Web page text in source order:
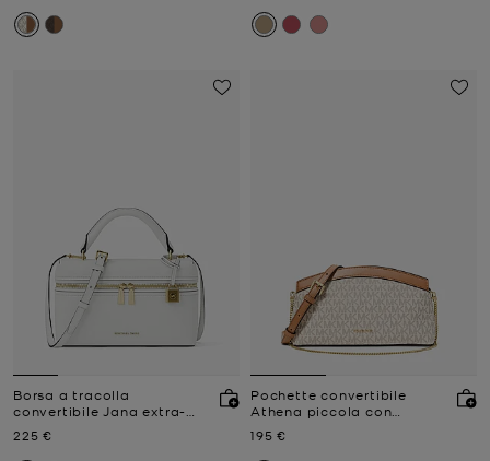
Borsa a tracolla
convertibile Jana extra-
Prezzo attuale
225 €
Pochette convertibile
Athena piccola con
Prezzo attuale
195 €